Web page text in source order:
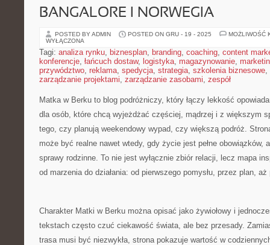
BANGALORE I NORWEGIA
POSTED BY ADMIN POSTED ON GRU - 19 - 2025
MOŻLIWOŚĆ
WYŁĄCZONA
Tagi: analiza rynku, biznesplan, branding, coaching, content
konferencje, łańcuch dostaw, logistyka, magazynowanie,
przywództwo, reklama, spedycja, strategia, szkolenia biznesowe,
zarządzanie projektami, zarządzanie zasobami, zespół
Matka w Berku to blog podróżniczy, który łączy lekkość
dla osób, które chcą wyjeżdżać częściej, mądrzej i z większym
tego, czy planują weekendowy wypad, czy większą podróż.
może być realne nawet wtedy, gdy życie jest pełne obowiązków,
sprawy rodzinne. To nie jest wyłącznie zbiór relacji, lecz mapa
od marzenia do działania: od pierwszego pomysłu, przez plan, aż
Charakter Matki w Berku można opisać jako żywiołowy i
tekstach często czuć ciekawość świata, ale bez przesady.
trasa musi być niezwykła, strona pokazuje wartość w